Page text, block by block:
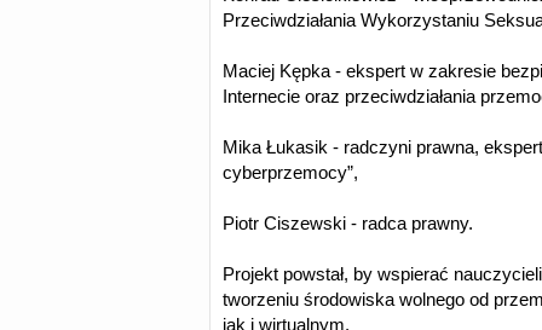
Przeciwdziałania Wykorzystaniu
Maciej Kępka - ekspert w zakresie
Internecie oraz przeciwdziałania
Mika Łukasik - radczyni prawna,
cyberprzemocy”,
Piotr Ciszewski - radca prawny.
Projekt powstał, by wspierać
tworzeniu środowiska wolnego od
jak i wirtualnym.